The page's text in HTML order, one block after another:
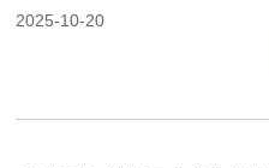
2025-10-20